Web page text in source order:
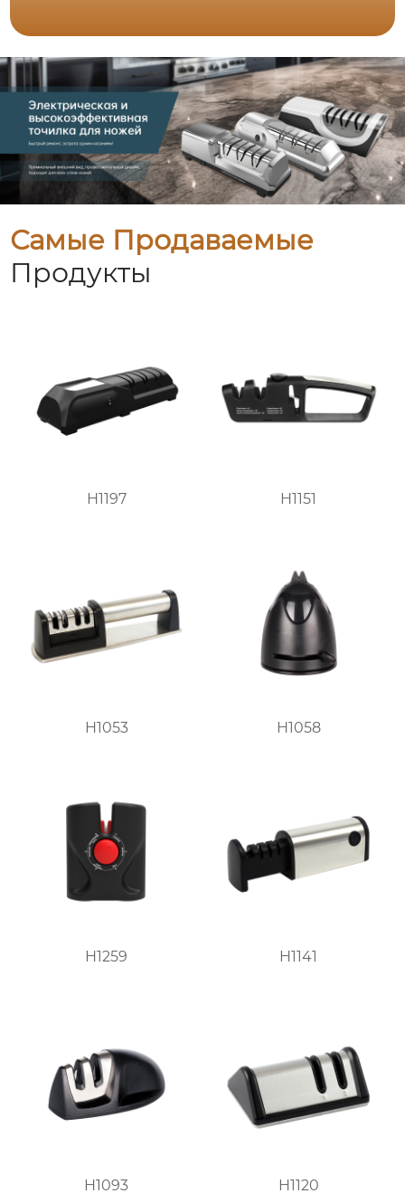
Самые Продаваемые
Продукты
H1197 H1151
H1053 H1058
H1259 H1141
H1093 H1120